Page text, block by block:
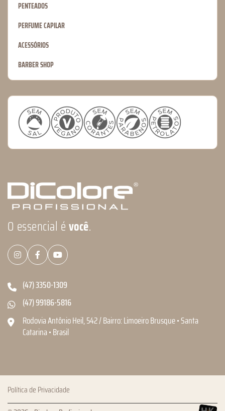
PENTEADOS
PERFUME CAPILAR
ACESSÓRIOS
BARBER SHOP
O essencial évocê.
(47) 3350-1309
(47) 99186-5816
Rodovia Antônio Heil, 542 / Bairro: Limoeiro Brusque • Santa
Catarina • Brasil
Política de Privacidade